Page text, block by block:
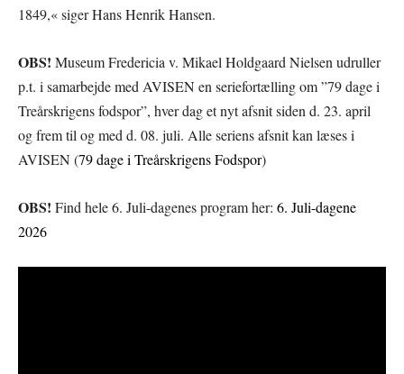
1849,« siger Hans Henrik Hansen.
OBS! Museum Fredericia v. Mikael Holdgaard Nielsen udruller
p.t. i samarbejde med AVISEN en seriefortælling om ”79 dage i
Treårskrigens fodspor”, hver dag et nyt afsnit siden d. 23. april
og frem til og med d. 08. juli. Alle seriens afsnit kan læses i
AVISEN (79 dage i Treårskrigens Fodspor)
OBS! Find hele 6. Juli-dagenes program her: 6. Juli-dagene
2026